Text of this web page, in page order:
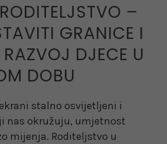
–
GRANICE I
DJECE U
DOBU
stalno osvijetljeni i
nas okružuju, umjetnost
mijenja. Roditeljstvo u